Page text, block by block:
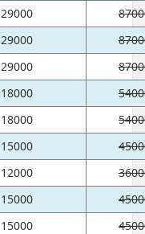
29000
29000
29000
18000
18000
15000
12000
15000
15000